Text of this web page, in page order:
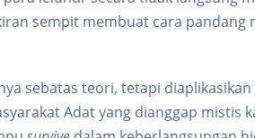
sempit membuat cara pandang
sebatas teori, tetapi diaplikasikan
Adat yang dianggap mistis